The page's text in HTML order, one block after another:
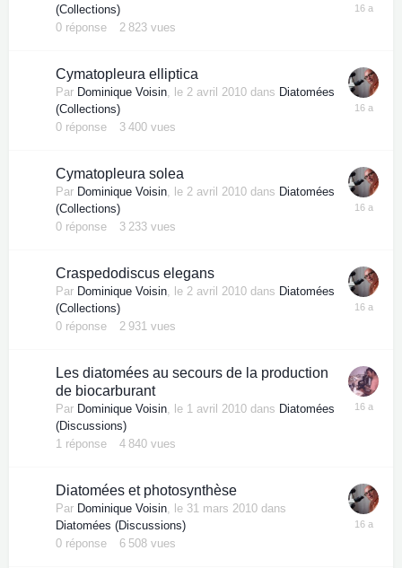
(Collections)
0 réponse 2 823 vues
Cymatopleura elliptica
Par Dominique Voisin, le 2 avril 2010 dans Diatomées
(Collections)
0 réponse 3 400 vues
Cymatopleura solea
Par Dominique Voisin, le 2 avril 2010 dans Diatomées
(Collections)
0 réponse 3 233 vues
Craspedodiscus elegans
Par Dominique Voisin, le 2 avril 2010 dans Diatomées
(Collections)
0 réponse 2 931 vues
Les diatomées au secours de la production
de biocarburant
Par Dominique Voisin, le 1 avril 2010 dans Diatomées
(Discussions)
1 réponse 4 840 vues
Diatomées et photosynthèse
Par Dominique Voisin, le 31 mars 2010 dans
Diatomées (Discussions)
0 réponse 6 508 vues